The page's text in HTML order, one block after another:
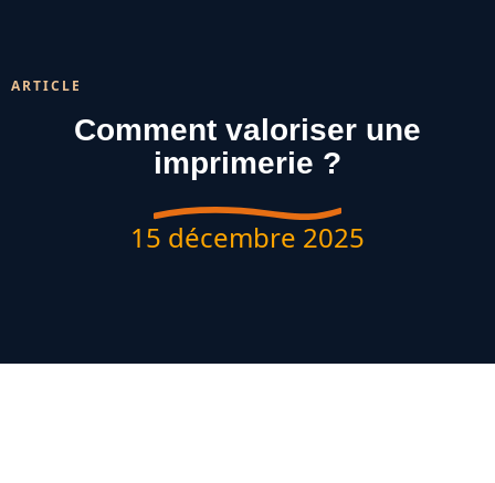
ARTICLE
Comment valoriser une
imprimerie ?
15 décembre 2025